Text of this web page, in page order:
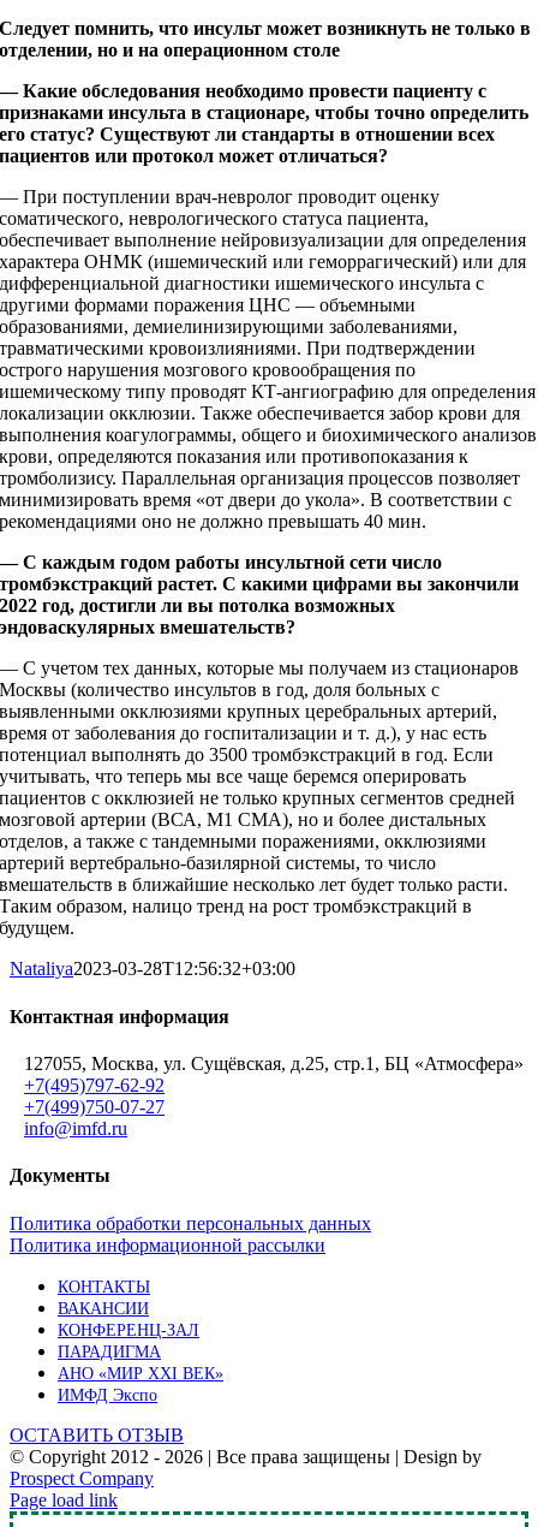
Следует помнить, что инсульт может возникнуть не только в
отделении, но и на операционном столе
— Какие обследования необходимо провести пациенту с
признаками инсульта в стационаре, чтобы точно определить
его статус? Существуют ли стандарты в отношении всех
пациентов или протокол может отличаться?
— При поступлении врач-невролог проводит оценку
соматического, неврологического статуса пациента,
обеспечивает выполнение нейровизуализации для определения
характера ОНМК (ишемический или геморрагический) или для
дифференциальной диагностики ишемического инсульта с
другими формами поражения ЦНС — объемными
образованиями, демиелинизирующими заболеваниями,
травматическими кровоизлияниями. При подтверждении
острого нарушения мозгового кровообращения по
ишемическому типу проводят КТ-ангиографию для определения
локализации окклюзии. Также обеспечивается забор крови для
выполнения коагулограммы, общего и биохимического анализов
крови, определяются показания или противопоказания к
тромболизису. Параллельная организация процессов позволяет
минимизировать время «от двери до укола». В соответствии с
рекомендациями оно не должно превышать 40 мин.
— С каждым годом работы инсультной сети число
тромбэкстракций растет. С какими цифрами вы закончили
2022 год, достигли ли вы потолка возможных
эндоваскулярных вмешательств?
— С учетом тех данных, которые мы получаем из стационаров
Москвы (количество инсультов в год, доля больных с
выявленными окклюзиями крупных церебральных артерий,
время от заболевания до госпитализации и т. д.), у нас есть
потенциал выполнять до 3500 тромбэкстракций в год. Если
учитывать, что теперь мы все чаще беремся оперировать
пациентов с окклюзией не только крупных сегментов средней
мозговой артерии (ВСА, М1 СМА), но и более дистальных
отделов, а также с тандемными поражениями, окклюзиями
артерий вертебрально-­базилярной системы, то число
вмешательств в ближайшие несколько лет будет только расти.
Таким образом, налицо тренд на рост тромбэкстракций в
будущем.
Nataliya2023-03-28T12:56:32+03:00
Контактная информация
127055, Москва, ул. Сущёвская, д.25, стр.1, БЦ «Атмосфера»
+7(495)797-62-92
+7(499)750-07-27
info@imfd.ru
Документы
Политика обработки персональных данных
Политика информационной рассылки
КОНТАКТЫ
ВАКАНСИИ
КОНФЕРЕНЦ-ЗАЛ
ПАРАДИГМА
АНО «МИР XXI ВЕК»
ИМФД Экспо
ОСТАВИТЬ ОТЗЫВ
© Copyright 2012 - 2026 | Все права защищены | Design by
Prospect Company
Vk
Telegram
YouTube
Email
Page load link